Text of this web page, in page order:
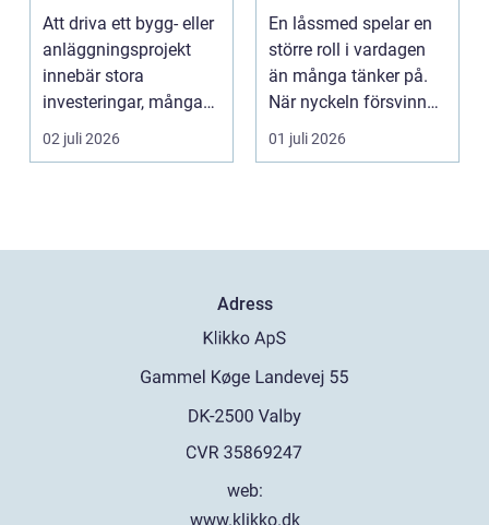
byggprojekt
Att driva ett bygg- eller
anläggningsprojekt
innebär stora
investeringar, många
aktörer och ofta tuf...
02 juli 2026
moderna lås och
säkerhet
En låssmed spelar en
större roll i vardagen
än många tänker på.
När nyckeln försvinner,
dörren kärva...
01 juli 2026
Adress
web:
www.klikko.dk